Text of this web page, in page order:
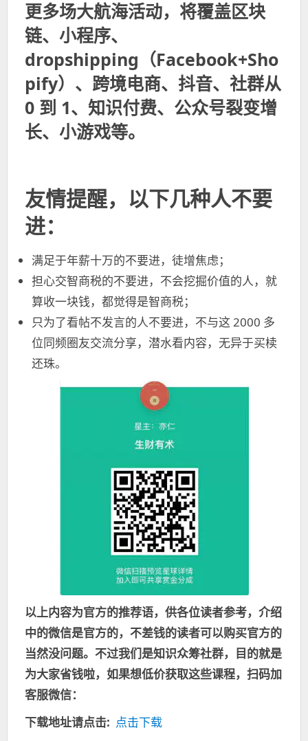
更多场大航海活动，将覆盖区块
链、小程序、
dropshipping（Facebook+Sho
pify）、跨境电商、抖音、社群从
0 到 1、知识付费、公众号裂变增
长、小游戏等。
友情提醒，以下几种人不要
进：
满足于年薪十万的不要进，徒增焦虑；
担心交智商税的不要进，不会挖掘价值的人，就
算收一块钱，都觉得是智商税；
只为了看帖不发言的人不要进，不与这 2000 多
位同频圈友交流分享，潜水看内容，无异于买椟
还珠。
以上内容为官方的推荐语，供各位读者参考，介绍
中的微信是官方的，不差钱的读者可以购买官方的
当然没问题。不过我们是知识众筹社群，目的就是
为大家省钱啦，如果想低价获取这些课程，扫码加
客服微信：
下载地址请点击: 点击下载